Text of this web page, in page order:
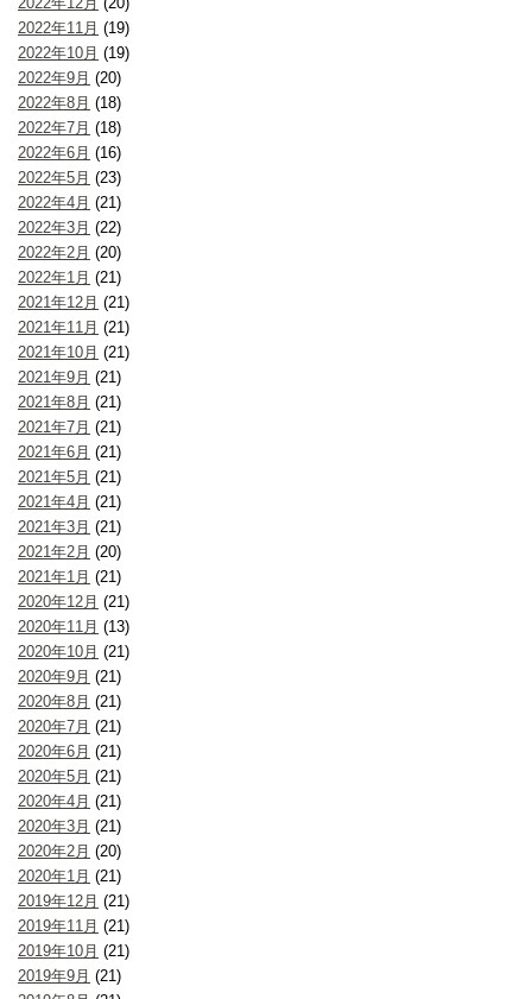
2022年11月 (19)
2022年10月 (19)
2022年9月 (20)
2022年8月 (18)
2022年7月 (18)
2022年6月 (16)
2022年5月 (23)
2022年4月 (21)
2022年3月 (22)
2022年2月 (20)
2022年1月 (21)
2021年12月 (21)
2021年11月 (21)
2021年10月 (21)
2021年9月 (21)
2021年8月 (21)
2021年7月 (21)
2021年6月 (21)
2021年5月 (21)
2021年4月 (21)
2021年3月 (21)
2021年2月 (20)
2021年1月 (21)
2020年12月 (21)
2020年11月 (13)
2020年10月 (21)
2020年9月 (21)
2020年8月 (21)
2020年7月 (21)
2020年6月 (21)
2020年5月 (21)
2020年4月 (21)
2020年3月 (21)
2020年2月 (20)
2020年1月 (21)
2019年12月 (21)
2019年11月 (21)
2019年10月 (21)
2019年9月 (21)